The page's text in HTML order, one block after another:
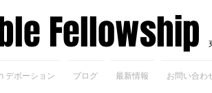
Fellowship
デボーション ブログ 最新情報 お問い合わ